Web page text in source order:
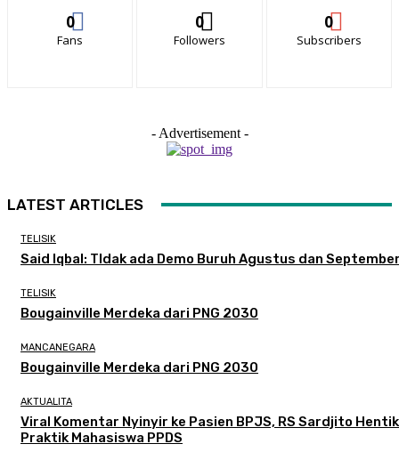
0
Fans
0
Followers
0
Subscribers
- Advertisement -
LATEST ARTICLES
TELISIK
Said Iqbal: TIdak ada Demo Buruh Agustus dan
TELISIK
Bougainville Merdeka dari PNG 2030
MANCANEGARA
Bougainville Merdeka dari PNG 2030
AKTUALITA
Viral Komentar Nyinyir ke Pasien BPJS, RS Sardjito
Praktik Mahasiswa PPDS